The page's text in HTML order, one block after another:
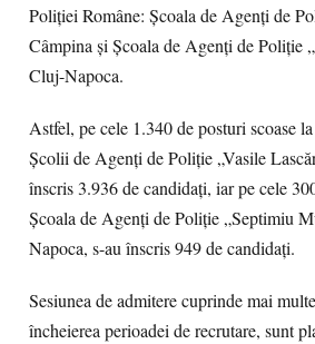
Poliției Române: Școala de Agenți de
Câmpina și Școala de Agenți de Poliție
Cluj-Napoca.
Astfel, pe cele 1.340 de posturi scoase
Școlii de Agenți de Poliție „Vasile
înscris 3.936 de candidați, iar pe cele
Școala de Agenți de Poliție „Septimiu
Napoca, s-au înscris 949 de candidați.
Sesiunea de admitere cuprinde mai
încheierea perioadei de recrutare, sunt